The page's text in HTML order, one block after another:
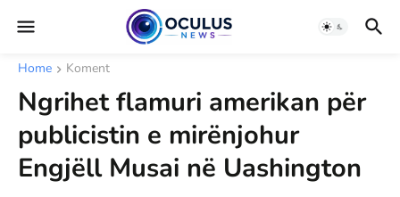
Home Koment
Ngrihet flamuri amerikan për
publicistin e mirënjohur
Engjëll Musai në Uashington